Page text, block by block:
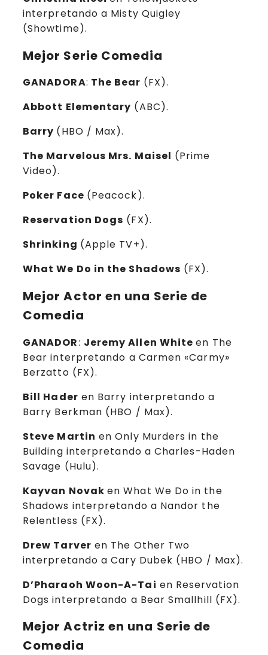
interpretando a Misty Quigley
(Showtime).
Mejor Serie Comedia
GANADORA: The Bear (FX).
Abbott Elementary (ABC).
Barry (HBO / Max).
The Marvelous Mrs. Maisel (Prime
Video).
Poker Face (Peacock).
Reservation Dogs (FX).
Shrinking (Apple TV+).
What We Do in the Shadows (FX).
Mejor Actor en una Serie de
Comedia
GANADOR: Jeremy Allen Whiteen The
Bear interpretando a Carmen «Carmy»
Berzatto (FX).
Bill Hader en Barry interpretando a
Barry Berkman (HBO / Max).
Steve Martin en Only Murders in the
Building interpretando a Charles-Haden
Savage (Hulu).
Kayvan Novaken What We Do in the
Shadows interpretando a Nandor the
Relentless (FX).
Drew Tarver en The Other Two
interpretando a Cary Dubek (HBO / Max).
D’Pharaoh Woon-A-Tai en Reservation
Dogs interpretando a Bear Smallhill (FX).
Mejor Actriz en una Serie de
Comedia